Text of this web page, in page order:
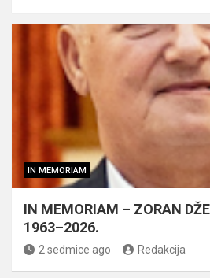
IN MEMORIAM
IN MEMORIAM – ZORAN
1963–2026.
2 sedmice ago Redakcija